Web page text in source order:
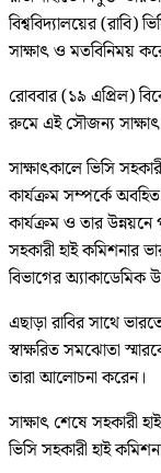
বিশ্ববিদ্যালয়ের
সাক্ষাৎ ও মতবিনিময়
রোববার (১৯ এপ্রিল)
রুমে এই সৌজন্য
সাক্ষাৎকালে ভিসি
কার্যক্রম সম্পর্কে
কার্যক্রম ও তার
সহকারী হাই কমিশনার
বিভাগের অ্যাকাডেমিক
এছাড়া রাবির সাথে
স্বাক্ষরিত সমঝোতা
তারা আলোচনা করেন।
সাক্ষাৎ শেষে সহকারী
ভিসি সহকারী হাই